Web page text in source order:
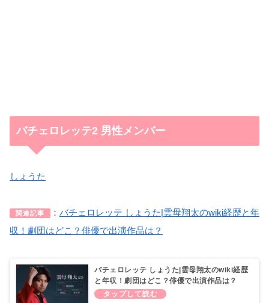
バチェロレッテ2 男性メンバー
しょうた
関連記事 ： バチェロレッテ しょうた|雲母翔太のwiki経歴と年
収！劇団はどこ？俳優で出演作品は？
バチェロレッテ しょうた|雲母翔太のwiki経歴
と年収！劇団はどこ？俳優で出演作品は？